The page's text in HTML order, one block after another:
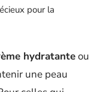
pour la
hydratanteou
une peau